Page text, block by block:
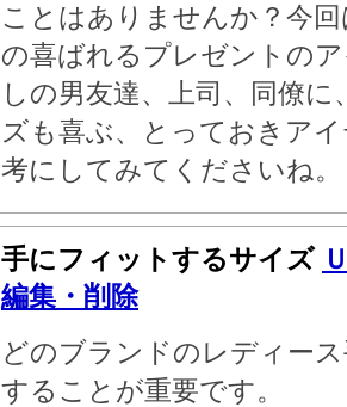
ことはありませんか？今
の喜ばれるプレゼントの
しの男友達、上司、同僚
ズも喜ぶ、とっておきア
考にしてみてくださいね。
手にフィットするサイズ
編集・削除
どのブランドのレディー
することが重要です。